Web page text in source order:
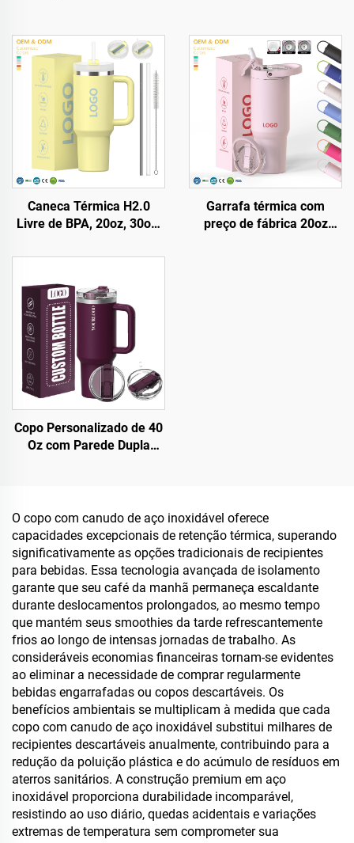
Caneca Térmica H2.0
Livre de BPA, 20oz, 30oz,
Tampa com 3 Posições
Inoxidável Isolado
Garrafa térmica com
preço de fábrica 20oz
Copo Personalizado de 40
Oz com Parede Dupla
para Café, Conjunto
Presente para Escritório
O copo com canudo de aço inoxidável oferece
capacidades excepcionais de retenção térmica, superando
significativamente as opções tradicionais de recipientes
para bebidas. Essa tecnologia avançada de isolamento
garante que seu café da manhã permaneça escaldante
durante deslocamentos prolongados, ao mesmo tempo
que mantém seus smoothies da tarde refrescantemente
frios ao longo de intensas jornadas de trabalho. As
consideráveis economias financeiras tornam-se evidentes
ao eliminar a necessidade de comprar regularmente
bebidas engarrafadas ou copos descartáveis. Os
benefícios ambientais se multiplicam à medida que cada
copo com canudo de aço inoxidável substitui milhares de
recipientes descartáveis anualmente, contribuindo para a
redução da poluição plástica e do acúmulo de resíduos em
aterros sanitários. A construção premium em aço
inoxidável proporciona durabilidade incomparável,
resistindo ao uso diário, quedas acidentais e variações
extremas de temperatura sem comprometer sua